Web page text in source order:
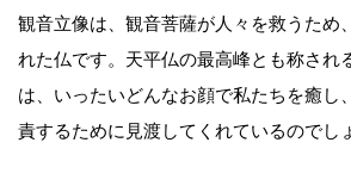
観音立像は、観音菩薩が人々を救うため
れた仏です。天平仏の最高峰とも称され
は、いったいどんなお顔で私たちを癒し
責するために見渡してくれているのでし